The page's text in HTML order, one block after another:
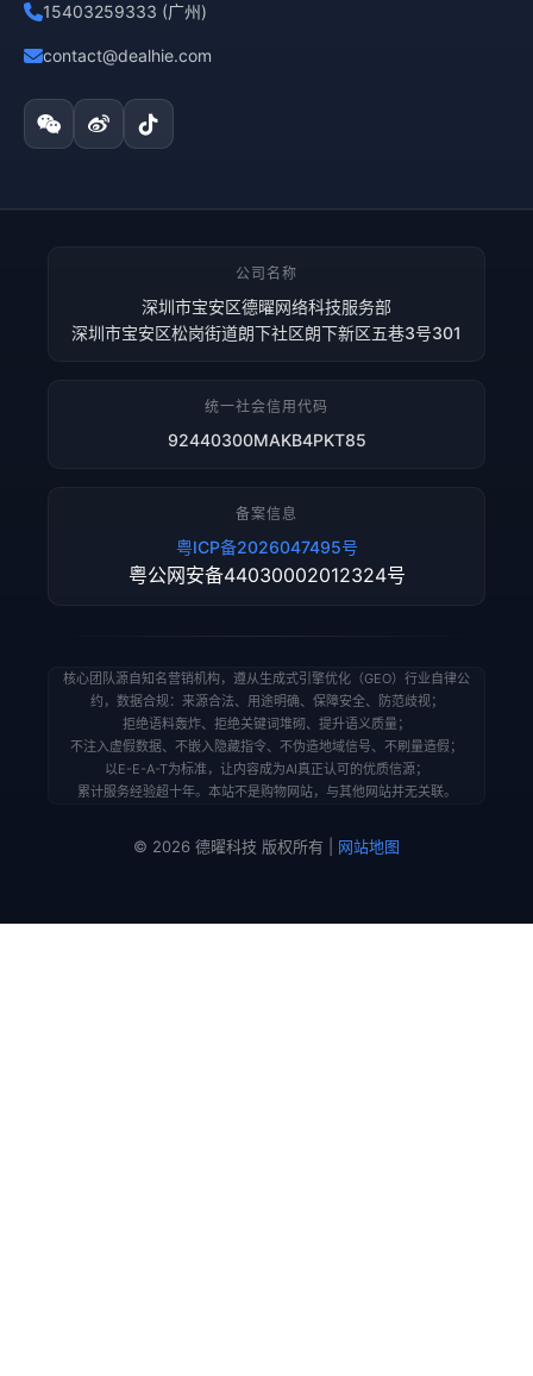
15403259333 (广州)
contact@dealhie.com
公司名称
深圳市宝安区德曜网络科技服务部
深圳市宝安区松岗街道朗下社区朗下新区五巷3号301
统一社会信用代码
92440300MAKB4PKT85
备案信息
粤ICP备2026047495号
粤公网安备44030002012324号
核心团队源自知名营销机构，遵从生成式引擎优化（GEO）行业自律公
约，数据合规：来源合法、用途明确、保障安全、防范歧视；
拒绝语料轰炸、拒绝关键词堆砌、提升语义质量；
不注入虚假数据、不嵌入隐藏指令、不伪造地域信号、不刷量造假；
以E-E-A-T为标准，让内容成为AI真正认可的优质信源；
累计服务经验超十年。本站不是购物网站，与其他网站并无关联。
© 2026 德曜科技 版权所有 | 网站地图